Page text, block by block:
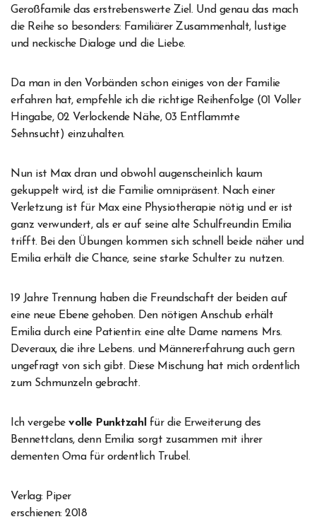
Geroßfamile das erstrebenswerte Ziel. Und genau das mach
die Reihe so besonders: Familiärer Zusammenhalt, lustige
und neckische Dialoge und die Liebe.
Da man in den Vorbänden schon einiges von der Familie
erfahren hat, empfehle ich die richtige Reihenfolge (01 Voller
Hingabe, 02 Verlockende Nähe, 03 Entflammte
Sehnsucht) einzuhalten.
Nun ist Max dran und obwohl augenscheinlich kaum
gekuppelt wird, ist die Familie omnipräsent. Nach einer
Verletzung ist für Max eine Physiotherapie nötig und er ist
ganz verwundert, als er auf seine alte Schulfreundin Emilia
trifft. Bei den Übungen kommen sich schnell beide näher und
Emilia erhält die Chance, seine starke Schulter zu nutzen.
19 Jahre Trennung haben die Freundschaft der beiden auf
eine neue Ebene gehoben. Den nötigen Anschub erhält
Emilia durch eine Patientin: eine alte Dame namens Mrs.
Deveraux, die ihre Lebens. und Männererfahrung auch gern
ungefragt von sich gibt. Diese Mischung hat mich ordentlich
zum Schmunzeln gebracht.
Ich vergebevolle Punktzahlfür die Erweiterung des
Bennettclans, denn Emilia sorgt zusammen mit ihrer
dementen Oma für ordentlich Trubel.
Verlag: Piper
erschienen: 2018